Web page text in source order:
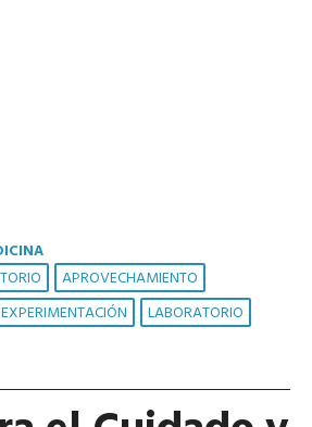
APROVECHAMIENTO
EXPERIMENTACIÓN
LABORATORIO